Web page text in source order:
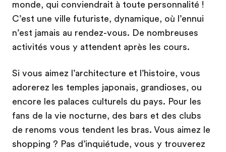
monde, qui conviendrait à toute personnalité !
C’est une ville futuriste, dynamique, où l’ennui
n’est jamais au rendez-vous. De nombreuses
activités vous y attendent après les cours.
Si vous aimez l’architecture et l’histoire, vous
adorerez les temples japonais, grandioses, ou
encore les palaces culturels du pays. Pour les
fans de la vie nocturne, des bars et des clubs
de renoms vous tendent les bras. Vous aimez le
shopping ? Pas d’inquiétude, vous y trouverez